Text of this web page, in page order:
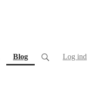
Blog(current) Log ind